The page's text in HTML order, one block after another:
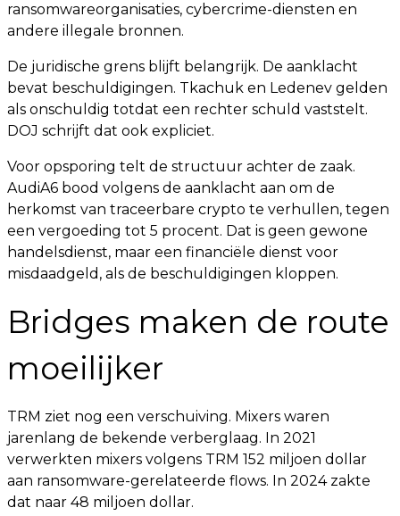
ransomwareorganisaties, cybercrime-diensten en
andere illegale bronnen.
De juridische grens blijft belangrijk. De aanklacht
bevat beschuldigingen. Tkachuk en Ledenev gelden
als onschuldig totdat een rechter schuld vaststelt.
DOJ schrijft dat ook expliciet.
Voor opsporing telt de structuur achter de zaak.
AudiA6 bood volgens de aanklacht aan om de
herkomst van traceerbare crypto te verhullen, tegen
een vergoeding tot 5 procent. Dat is geen gewone
handelsdienst, maar een financiële dienst voor
misdaadgeld, als de beschuldigingen kloppen.
Bridges maken de route
moeilijker
TRM ziet nog een verschuiving. Mixers waren
jarenlang de bekende verberglaag. In 2021
verwerkten mixers volgens TRM 152 miljoen dollar
aan ransomware-gerelateerde flows. In 2024 zakte
dat naar 48 miljoen dollar.